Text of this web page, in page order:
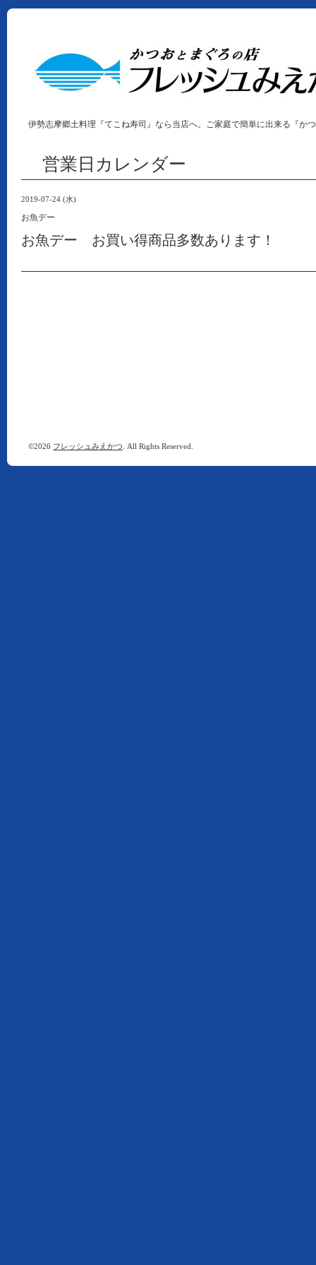
伊勢志摩郷土料理『てこね寿司』なら当店へ。ご家庭で簡単に出来る『か
営業日カレンダー
2019-07-24 (水)
お魚デー
お魚デー お買い得商品多数あります！
©2026 フレッシュみえかつ . All Rights Reserved.